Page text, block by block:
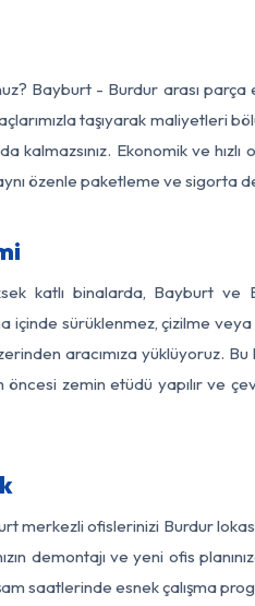
Bayburt - Burdur arası
taşıyarak maliyetleri
Ekonomik ve hızlı
aynı özenle paketleme ve sigorta
katlı binalarda, Bayburt
sürüklenmez, çizilme
aracımıza yüklüyoruz.
öncesi zemin etüdü yapılır ve
merkezli ofislerinizi Burdur
demontajı ve yeni ofis
esnek çalışma